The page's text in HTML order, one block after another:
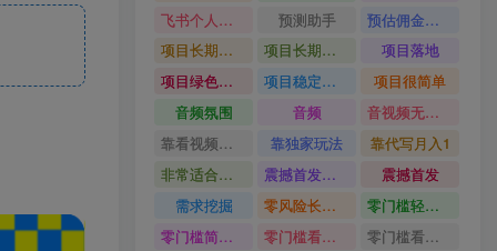
飞书个人版100G注册教程
预测助手
预估佣金有2200
项目长期稳定宝妈上班族既能兼职增收
项目长期稳定
项目落地
项目绿色长久
项目稳定落地两年以上
项目很简单
音频氛围
音频
音视频无损切割剪辑神器
靠看视频就能在YouTube上賺到钱
靠独家玩法
靠代写月入1
非常适合小白快速上手
震撼首发小白利用电脑做游戏搬砖
震撼首发
需求挖掘
零风险长期做
零门槛轻资产创业
零门槛简单易上手
零门槛看完就能上手只需一部手机轻松日收30
零门槛看完就能上手